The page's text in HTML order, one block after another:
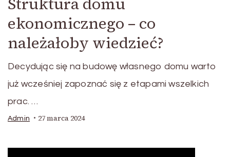
ekonomicznego – co
należałoby wiedzieć?
Decydując się na budowę własnego domu warto
już wcześniej zapoznać się z etapami wszelkich
prac. …
Admin 27 marca 2024